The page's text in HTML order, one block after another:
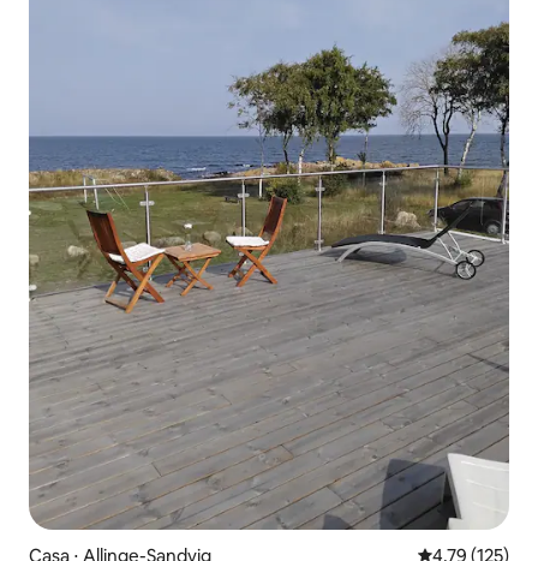
Casa ⋅ Allinge-Sandvig 4,79 de uma
4,79 (125)